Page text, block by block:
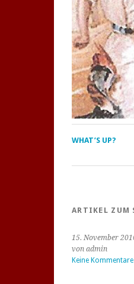
WHAT’S UP?
ARTIKEL ZUM
15. November
von admin
Keine Kommentare